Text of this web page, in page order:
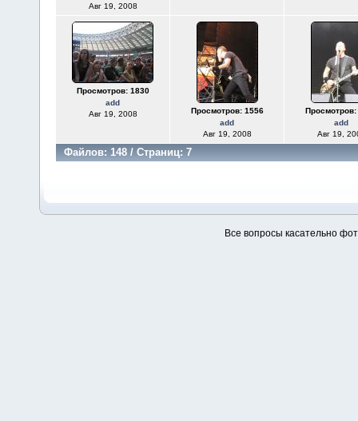
Авг 19, 2008
Просмотров: 1830
add
Авг 19, 2008
Просмотров: 1556
add
Авг 19, 2008
Просмотров:
add
Авг 19,
Файлов: 148 / Страниц: 7
Все вопросы касательно